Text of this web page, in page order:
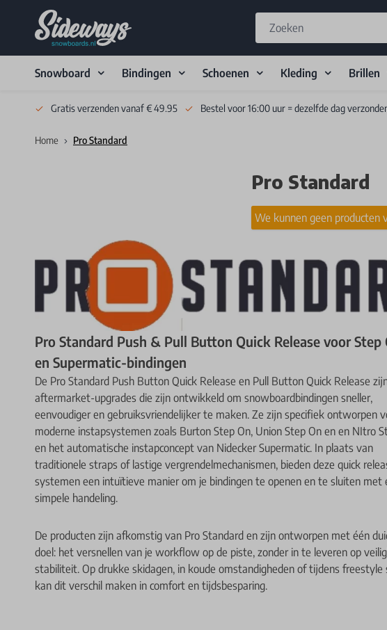
Snowboard Bindingen Schoenen Kleding Brillen
Gratis verzenden vanaf € 49.95 Bestel voor 16:00 uur = dezelfde dag
Home Pro Standard
Pro Standard
We kunnen geen producten
Pro Standard Push & Pull Button Quick Release voor Step
en Supermatic-bindingen
De Pro Standard Push Button Quick Release en Pull Button Quick Release
aftermarket-upgrades die zijn ontwikkeld om snowboardbindingen sneller,
eenvoudiger en gebruiksvriendelijker te maken. Ze zijn specifiek ontworpen
moderne instapsystemen zoals Burton Step On, Union Step On en en NItro
en het automatische instapconcept van Nidecker Supermatic. In plaats van
traditionele straps of lastige vergrendelmechanismen, bieden deze quick
systemen een intuïtieve manier om je bindingen te openen en te sluiten met
simpele handeling.
De producten zijn afkomstig van Pro Standard en zijn ontworpen met één
doel: het versnellen van je workflow op de piste, zonder in te leveren op
stabiliteit. Op drukke skidagen, in koude omstandigheden of tijdens freestyle
kan dit verschil maken in comfort en tijdsbesparing.